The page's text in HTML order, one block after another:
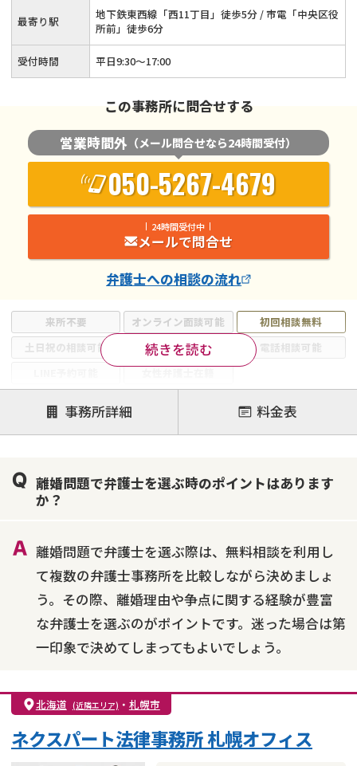
来所不要 オンライン面談可能
初回相談無料
土日祝の相談可能
19時以降電話可能
電話相談可能
注力案件
離婚前相談
離婚調停
離婚裁判
不貞・不倫慰謝料請求
国際離婚
養育費問題
財産分与
続きを読む
最寄り駅
地下鉄東西線「西11丁目」徒歩5分 / 市電「中央区役
所前」徒歩6分
受付時間 平日9:30～17:00
この事務所に問合せする
営業時間外 （メール問合せなら24時間受付）
050-5267-4679
24時間受付中
メールで問合せ
弁護士への相談の流れ
事務所詳細 料金表
離婚問題で弁護士を選ぶ時のポイントはあります
か？
離婚問題で弁護士を選ぶ際は、無料相談を利用し
て複数の弁護士事務所を比較しながら決めましょ
う。その際、離婚理由や争点に関する経験が豊富
な弁護士を選ぶのがポイントです。迷った場合は第
一印象で決めてしまってもよいでしょう。
北海道 (近隣エリア) ・ 札幌市
ネクスパート法律事務所 札幌オフィス